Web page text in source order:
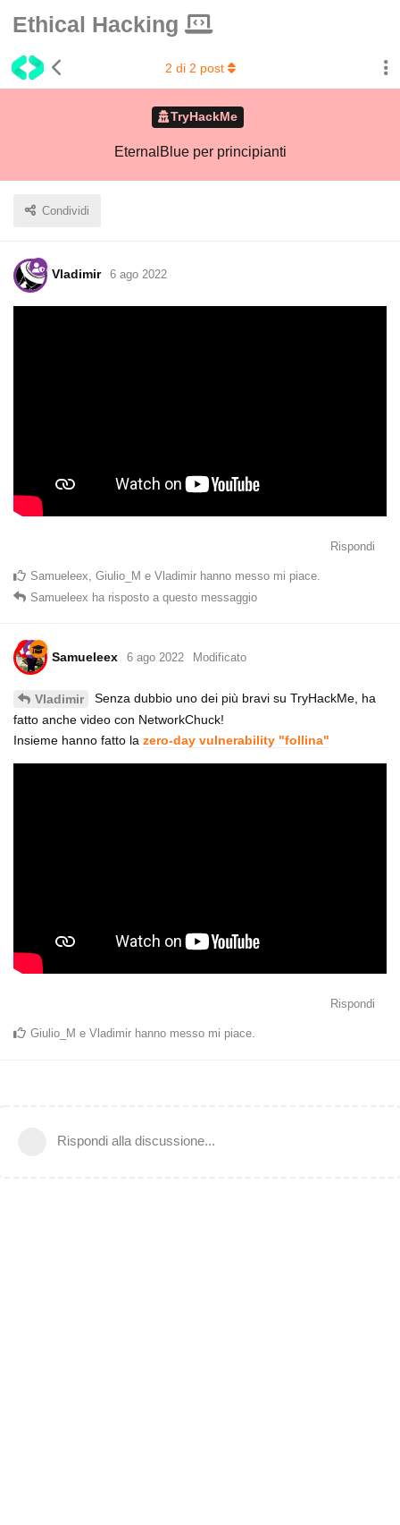
Ethical Hacking
TryHackMe
EternalBlue per principianti
Condividi
2 di 2 post
Vladimir 6 ago 2022
Rispondi
Samueleex Giulio_M e Vladimir hanno messo mi piace
Samueleex ha risposto a questo messaggio
Samueleex 6 ago 2022 Modificato
Vladimir
Senza dubbio uno dei più bravi su TryHackMe, ha
fatto anche video con NetworkChuck!
Insieme hanno fatto la zero-day vulnerability "follina"
Rispondi
Giulio_M e Vladimir hanno messo mi piace
Rispondi alla discussione...